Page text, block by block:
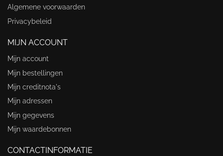
Algemene voorwaarden
Privacybeleid
MIJN ACCOUNT
Mijn account
Mijn bestellingen
Mijn creditnota's
Mijn adressen
Mijn gegevens
Mijn waardebonnen
CONTACTINFORMATIE